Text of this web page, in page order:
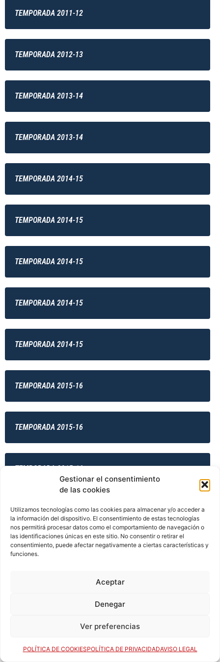
Gestionar el consentimiento
de las cookies
Utilizamos tecnologías como las cookies para almacenar y/o acceder a
la información del dispositivo. El consentimiento de estas tecnologías
nos permitirá procesar datos como el comportamiento de navegación o
las identificaciones únicas en este sitio. No consentir o retirar el
consentimiento, puede afectar negativamente a ciertas características y
funciones.
Aceptar
Denegar
Ver preferencias
POLÍTICA DE COOKIESPOLÍTICA DE PRIVACIDADAVISO LEGAL
TEMPORADA 2011-12
TEMPORADA 2012-13
TEMPORADA 2013-14
TEMPORADA 2013-14
TEMPORADA 2014-15
TEMPORADA 2014-15
TEMPORADA 2014-15
TEMPORADA 2014-15
TEMPORADA 2014-15
TEMPORADA 2015-16
TEMPORADA 2015-16
TEMPORADA 2015-16
TEMPORADA 2015-16
TEMPORADA 2015-16